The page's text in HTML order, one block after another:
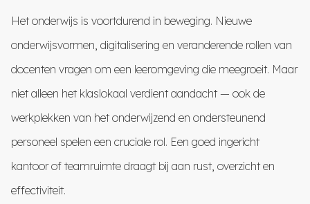
Het onderwijs is voortdurend in beweging. Nieuwe
onderwijsvormen, digitalisering en veranderende rollen van
docenten vragen om een leeromgeving die meegroeit. Maar
niet alleen het klaslokaal verdient aandacht — ook de
werkplekken van het onderwijzend en ondersteunend
personeel spelen een cruciale rol. Een goed ingericht
kantoor of teamruimte draagt bij aan rust, overzicht en
effectiviteit.